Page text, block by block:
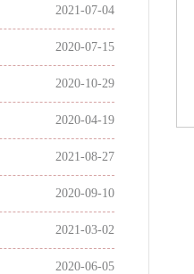
2021-07-04
2020-07-15
2020-10-29
2020-04-19
2021-08-27
2020-09-10
2021-03-02
2020-06-05